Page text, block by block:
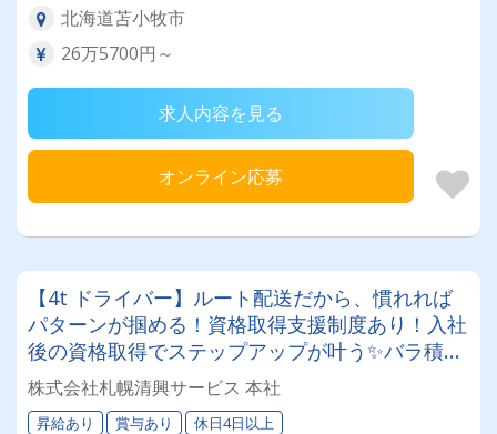
北海道苫小牧市
26万5700円～
求人内容を見る
オンライン応募
【4t ドライバー】ルート配送だから、慣れれば
パターンが掴める！資格取得支援制度あり！入社
後の資格取得でステップアップが叶う✨バラ積み
バラ卸しは一切無し！荷役作業負担が少ないお仕
事です！
株式会社札幌清興サービス 本社
昇給あり 賞与あり 休日4日以上